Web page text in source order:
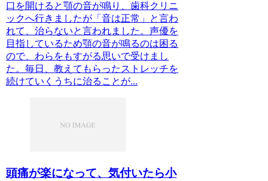
口を開けると顎の音が鳴り、歯科クリニ
ックへ行きましたが「音は正常」と言わ
れて、治らないと言われました。声優を
目指しているため顎の音が鳴るのは困る
ので、わらをもすがる思いで受けまし
た。毎日、教えてもらったストレッチを
続けていくうちに治ることが...
頭痛が楽になって、気付いたら小